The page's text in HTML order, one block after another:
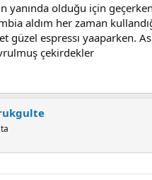
yanında olduğu için
aldım her zaman
güzel espressı yaaparken.
çekirdekler